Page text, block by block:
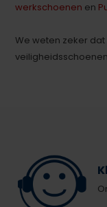
werkschoenen en
We weten zeker